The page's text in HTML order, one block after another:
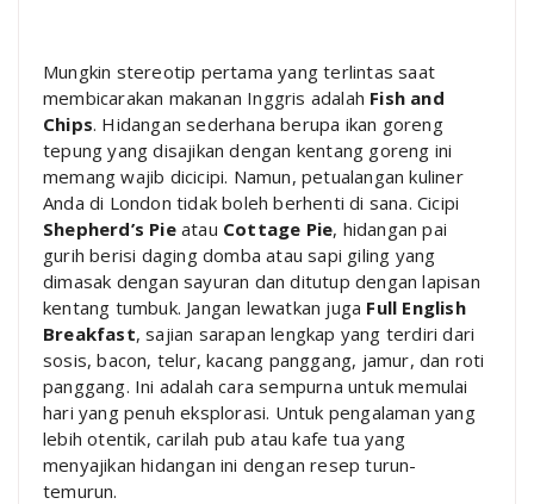
Mungkin stereotip pertama yang terlintas saat
membicarakan makanan Inggris adalah Fish and
Chips. Hidangan sederhana berupa ikan goreng
tepung yang disajikan dengan kentang goreng ini
memang wajib dicicipi. Namun, petualangan kuliner
Anda di London tidak boleh berhenti di sana. Cicipi
Shepherd’s Pieatau Cottage Pie, hidangan pai
gurih berisi daging domba atau sapi giling yang
dimasak dengan sayuran dan ditutup dengan lapisan
kentang tumbuk. Jangan lewatkan juga Full English
Breakfast, sajian sarapan lengkap yang terdiri dari
sosis, bacon, telur, kacang panggang, jamur, dan roti
panggang. Ini adalah cara sempurna untuk memulai
hari yang penuh eksplorasi. Untuk pengalaman yang
lebih otentik, carilah pub atau kafe tua yang
menyajikan hidangan ini dengan resep turun-
temurun.